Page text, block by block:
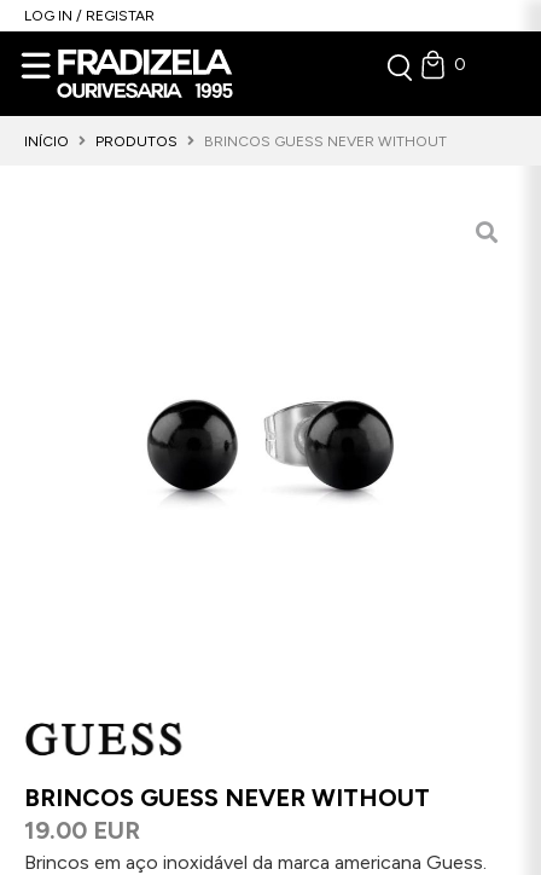
LOG IN / REGISTAR
0
INÍCIO PRODUTOS BRINCOS GUESS NEVER WITHOUT
BRINCOS GUESS NEVER WITHOUT
19.00 EUR
Brincos em aço inoxidável da marca americana Guess.